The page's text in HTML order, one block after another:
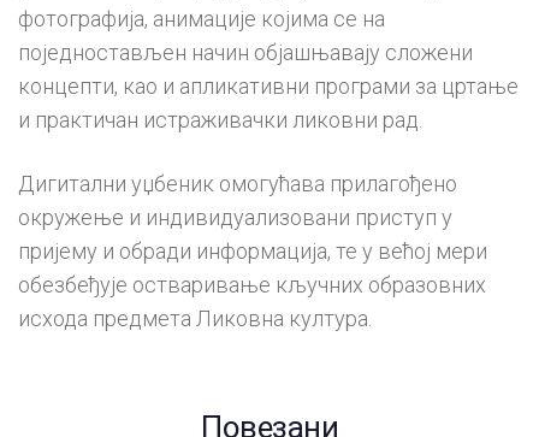
фотографија, анимације којима се на
поједностављен начин објашњавају сложени
концепти, као и апликативни програми за цртање
и практичан истраживачки ликовни рад.
Дигитални уџбеник омогућава прилагођено
окружење и индивидуализовани приступ у
пријему и обради информација, те у већој мери
обезбеђује остваривање кључних образовних
исхода предмета Ликовна култура.
Повезани